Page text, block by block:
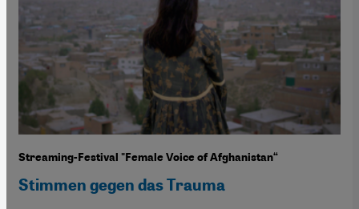
Streaming-Festival "Female Voice of Afghanistan“
Stimmen gegen das Trauma